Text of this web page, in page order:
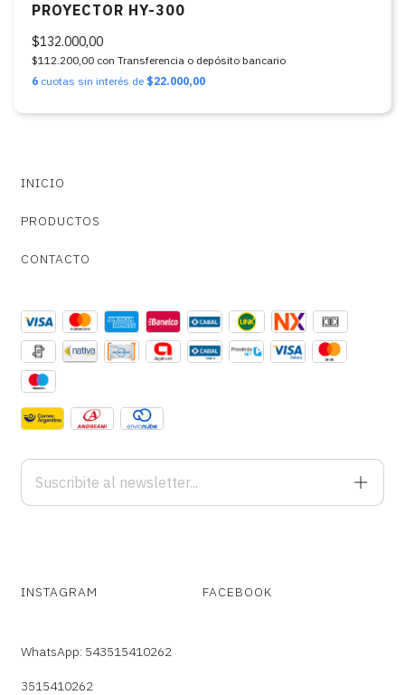
PROYECTOR HY-300
$132.000,00
$112.200,00 con Transferencia o depósito bancario
6 cuotas sin interés de $22.000,00
INICIO
PRODUCTOS
CONTACTO
INSTAGRAM FACEBOOK
WhatsApp: 543515410262
3515410262